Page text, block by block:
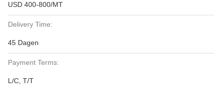
USD 400-800/MT
Delivery Time:
45 Dagen
Payment Terms:
L/C, T/T